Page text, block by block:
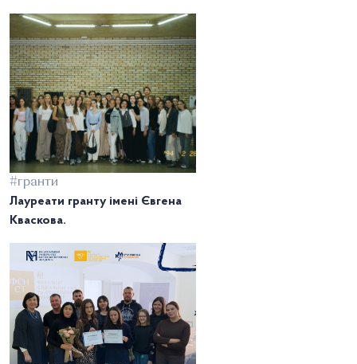
#гранти
Лауреати гранту імені Євгена
Кваскова.